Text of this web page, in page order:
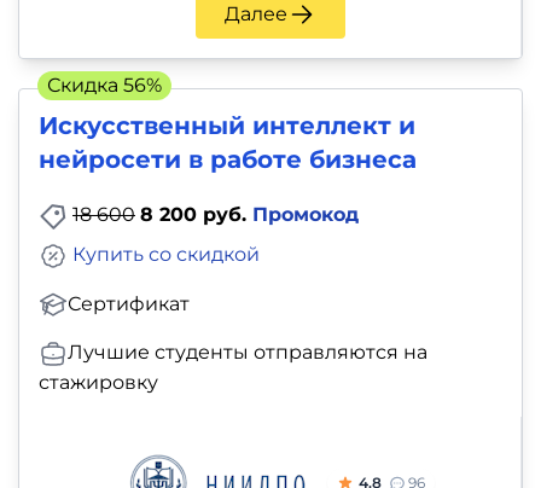
Далее
Искусственный интеллект и
нейросети в работе бизнеса
18 600 8 200 руб. Промокод
Сертификат
Купить со скидкой
Лучшие студенты отправляются на
стажировку
4.8 96
Скидка 56%